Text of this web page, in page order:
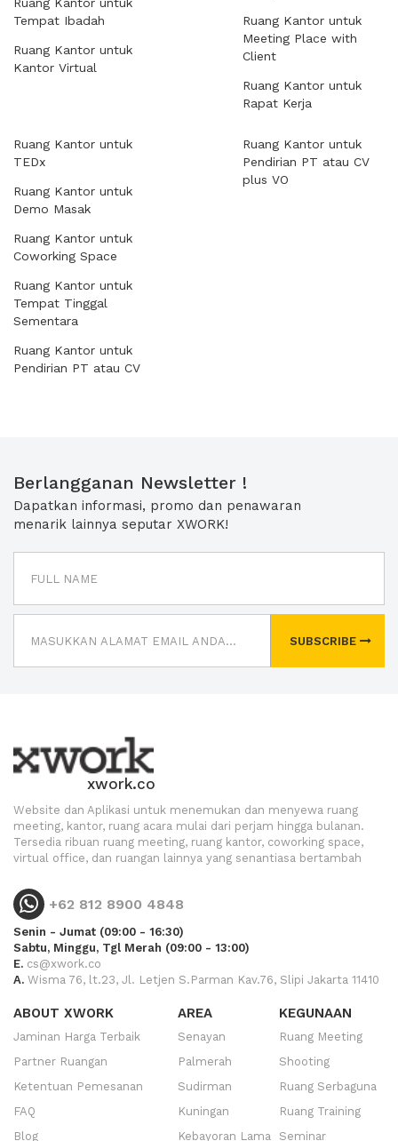
Tempat Ibadah
Ruang Kantor untuk
Kantor Virtual
Ruang Kantor untuk
Meeting Place with
Client
Ruang Kantor untuk
Rapat Kerja
Ruang Kantor untuk
TEDx
Ruang Kantor untuk
Demo Masak
Ruang Kantor untuk
Coworking Space
Ruang Kantor untuk
Tempat Tinggal
Sementara
Ruang Kantor untuk
Pendirian PT atau CV
Ruang Kantor untuk
Pendirian PT atau CV
plus VO
Berlangganan Newsletter !
Dapatkan informasi, promo dan penawaran
menarik lainnya seputar XWORK!
SUBSCRIBE
xwork.co
Website dan Aplikasi untuk menemukan dan menyewa ruang
meeting, kantor, ruang acara mulai dari perjam hingga bulanan.
Tersedia ribuan ruang meeting, ruang kantor, coworking space,
virtual office, dan ruangan lainnya yang senantiasa bertambah
+62 812 8900 4848
Senin - Jumat (09:00 - 16:30)
Sabtu, Minggu, Tgl Merah (09:00 - 13:00)
E. cs@xwork.co
A. Wisma 76, lt.23, Jl. Letjen S.Parman Kav.76, Slipi Jakarta 11410
ABOUT XWORK
Jaminan Harga Terbaik
Partner Ruangan
Ketentuan Pemesanan
FAQ
Blog
AREA
Senayan
Palmerah
Sudirman
Kuningan
Kebayoran Lama
KEGUNAAN
Ruang Meeting
Shooting
Ruang Serbaguna
Ruang Training
Seminar